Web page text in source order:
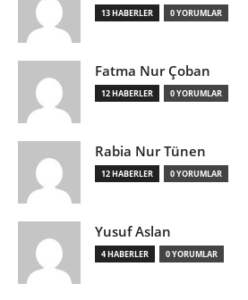
13 HABERLER 0 YORUMLAR
Fatma Nur Çoban
12 HABERLER 0 YORUMLAR
Rabia Nur Tünen
12 HABERLER 0 YORUMLAR
Yusuf Aslan
4 HABERLER 0 YORUMLAR